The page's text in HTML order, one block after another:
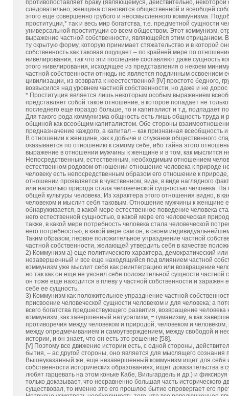
противопоставляет браку (являющемуся, действительно,
следовательно, женщина становится общественной и всеобщей
этого еще совершенно грубого и неосмысленного коммунизма.
проституции,* так и весь мир богатства, т.е. предметной сущности
универсальной проституции со всем обществом. Этот коммунизм,
выражение частной собственности, являющейся этим отрицанием.
ту скрытую форму, которую принимает стяжательство и в которой
собственность как таковая ощущает – по крайней мере по
нивелирования, так что эти последние составляют даже сущность
этого нивелирования, исходящее из представления о некоем
частной собственности отнюдь не является подлинным освоением
цивилизации, из возврата к неестественной [IV] простоте бедного,
возвысился над уровнем частной собственности, но даже и не
* Проституция является лишь некоторым особым выражением
представляет собой такое отношение, в которое попадает не
последнего еще гораздо больше, то и капиталист и т.д. подпадает
Для такого рода коммунизма общность есть лишь общность труда
общиной как всеобщим капиталистом. Обе стороны
предназначение каждого, а капитал – как признанная всеобщность
В отношении к женщине, как к добыче и служанке общественного
оказывается по отношению к самому себе, ибо тайна этого
выражение в отношении мужчины к женщине и в том, как мыслится
Непосредственным, естественным, необходимым отношением
естественном родовом отношении отношение человека к природе
человеку есть непосредственным образом его отношение к
отношении проявляется в чувственном, виде, в виде наглядного
или насколько природа стала человеческой сущностью человека.
общей культуры человека. Из характера этого отношения видно, в
человеком и мыслит себя таковым. Отношение мужчины к женщине
обнаруживается, в какой мере естественное поведение человека
него естественной сущностью, в какой мере его человеческая
также, в какой мере потребность человека стала человеческой
него потребностью, в какой мере сам он, в своем
Таким образом, первое положительное упразднение частной
частной собственности, желающей утвердить себя в качестве
2) Коммунизм a) еще политического характера, демократический
незавершенный и все еще находящийся под влиянием частной
коммунизм уже мыслит себя как реинтеграцию или возвращение
но так как он еще не уяснил себе положительной сущности
он тоже еще находится в плеву у частной собственности и
себе ее сущность.
3) Коммунизм как положительное упразднение частной
присвоение человеческой сущности человеком и для человека; а
всего богатства предшествующего развития, возвращение
коммунизм, как завершенный натурализм, = гуманизму, а как
противоречия между человеком и природой, человеком и
между опредмечиванием и самоутверждением, между свободой и
истории, и он знает, что он есть это решение [58].
[V] Поэтому все движение истории есть, с одной стороны,
бытия, – ас другой стороны, оно является для мыслящего
Вышеуказанный же, еще незавершенный коммунизм ищет для себя
собственности исторических образованиях, ищет
любят гарцевать на этом коньке Кабе, Вильгардель и др.) и
только доказывает, что несравненно большая часть исторического
существовал, то именно это его прошлое бытие опровергает его